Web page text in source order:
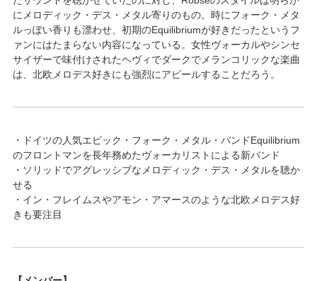
にメロディック・デス・メタル寄りのもの。時にフォーク・メタ
ルっぽい香りも漂わせ、初期のEquilibriumが好きだったというフ
ァンにはたまらない内容になっている。女性ヴォーカルやシンセ
サイザーで味付けされたヘヴィでダークでメランコリックな楽曲
は、北欧メロデス好きにも強烈にアピールすることだろう。
・ドイツの人気エピック・フォーク・メタル・バンドEquilibrium
のフロントマンを長年務めたヴォーカリストによる新バンド
・ソリッドでアグレッシブなメロディック・デス・メタルを聴か
せる
・イン・フレイムスやアモン・アマースのような北欧メロデス好
きも要注目